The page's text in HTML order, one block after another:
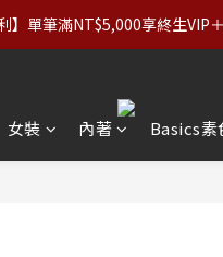
價商品＆Basics系列：2件89折
利】單筆滿NT$5,000享終生VIP
價商品＆Basics系列：2件89
女裝 內著 Basics素